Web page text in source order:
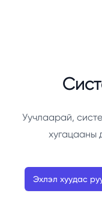
Уучлаарай,
хугацааны
Эхлэл хуудас